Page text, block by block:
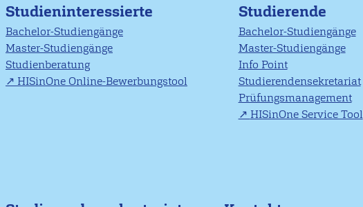
Studieninteressierte
Bachelor-Studiengänge
Master-Studiengänge
Studienberatung
HISinOne Online-Bewerbungstool
Studierende
Bachelor-Studiengänge
Master-Studiengänge
Info Point
Studierendensekretariat
Prüfungsmanagement
HISinOne Service Tool